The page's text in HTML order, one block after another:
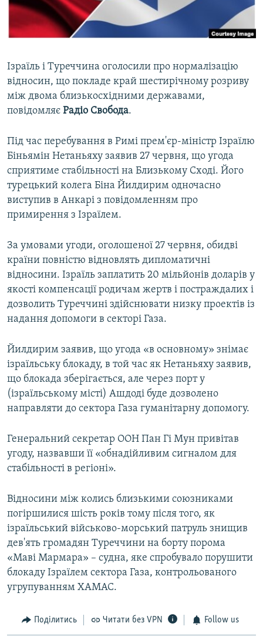
ВІДЕОУРОКИ «ELIFBE»
СВІДЧЕННЯ ОКУПАЦІЇ
ІНФОГРАФІКА
Русский
Qırımtatar
ДОЛУЧАЙСЯ!
Ізраїль і Туреччина оголосили про нормалізацію
відносин, що покладе край шестирічному розриву
між двома близькосхідними державами,
повідомляє Радіо Свобода.
Під час перебування в Римі прем'єр-міністр Ізраїлю
Біньямін Нетаньяху заявив 27 червня, що угода
сприятиме стабільності на Близькому Сході. Його
турецький колега Біна Йилдирим одночасно
виступив в Анкарі з повідомленням про
примирення з Ізраїлем.
За умовами угоди, оголошеної 27 червня, обидві
країни повністю відновлять дипломатичні
відносини. Ізраїль заплатить 20 мільйонів доларів у
якості компенсації родичам жертв і постраждалих і
дозволить Туреччині здійснювати низку проектів із
надання допомоги в секторі Газа.
Йилдирим заявив, що угода «в основному» знімає
ізраїльську блокаду, в той час як Нетаньяху заявив,
що блокада зберігається, але через порт у
(ізраїльському місті) Ашдоді буде дозволено
направляти до сектора Газа гуманітарну допомогу.
Генеральний секретар ООН Пан Гі Мун привітав
угоду, назвавши її «обнадійливим сигналом для
стабільності в регіоні».
Відносини між колись близькими союзниками
погіршилися шість років тому після того, як
ізраїльський військово-морський патруль знищив
дев'ять громадян Туреччини на борту порома
«Маві Мармара» – судна, яке спробувало порушити
блокаду Ізраїлем сектора Газа, контрольованого
угрупуванням ХАМАС.
Поділитись Читати без VPN Follow us